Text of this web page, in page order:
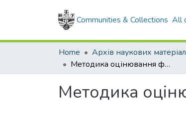
Communities & Collections All
Home
Методика оцінювання фактичного технічного стану бурових веж
Методика